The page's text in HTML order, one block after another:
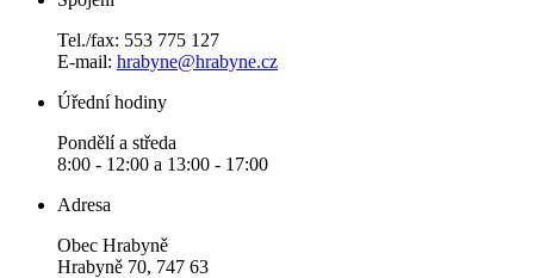
Tel./fax: 553 775 127
E-mail: hrabyne@hrabyne.cz
Úřední hodiny
Pondělí a středa
8:00 - 12:00 a 13:00 - 17:00
Adresa
Obec Hrabyně
Hrabyně 70, 747 63